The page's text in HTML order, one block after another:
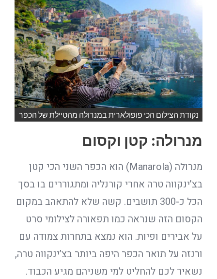
נקודת הצילום הכי פופולארית במנרולה מהטיילת של הכפר
מנרולה: קטן וקסום
מנרולה (Manarola) הוא הכפר השני הכי קטן
בצ’ינקווה טרה אחרי קורנליה ומתגוררים בו בסך
הכל כ-300 תושבים. קשה שלא להתאהב במקום
הקסום הזה שנראה כמו תפאורה לצילומי סרט
על אבירים ופיות. הוא נמצא בתחרות צמודה עם
ורנזה על תואר הכפר היפה ביותר בצ’ינקווה טרה,
נשאיר לכם להחליט למי משניהם מגיע הכבוד.